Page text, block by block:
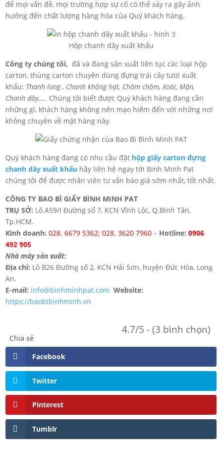
để mọi vấn đề, mọi trường hợp sự cố có thể xảy ra gây ảnh
hưởng đến chất lượng hàng hóa của Quý khách hàng.
Hộp chanh dây xuất khẩu
Công ty chúng tôi, đã và đang sản xuất liên tục các loại hộp
carton, thùng carton chuyên dùng đựng trái cây tươi xuất
khẩu: Thanh long , Chanh không hạt, Chôm chôm, Xoài, Mận,
Chanh dây,…. Chúng tôi biết được Quý khách hàng đang cần
những gì, khách hàng không nên mạo hiểm đến với những nơi
không chuyên về mặt hàng này.
Quý khách hàng đang có nhu cầu đặt hộp giấy carton đựng
chanh dây xuất khẩu hãy liên hệ ngay tới Binh Minh Pat
chúng tôi để được nhân viên tư vấn báo giá sớm nhất, tốt nhất.
CÔNG TY BAO BÌ GIẤY BÌNH MINH PAT
TRỤ SỞ: Lô A59/I Đường số 7, KCN Vĩnh Lộc, Q.Bình Tân,
Tp.HCM.
Kinh doanh: 028. 6679 5362; ‎028. 3620 7960 – Hotline:0906
492 905
Nhà máy sản xuất:
Địa chỉ: Lô B26 Đường số 2, KCN Hải Sơn, huyện Đức Hòa, Long
An.
E-mail: info@binhminhpat.com Website:
https://baobibinhminh.vn
4.7/5 - (3 bình chọn)
Chia sẻ
Facebook
Twitter
Pinterest
Tumblr